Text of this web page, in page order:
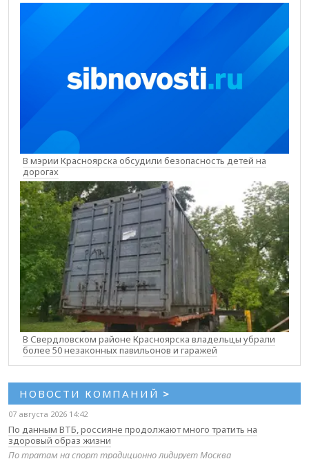
В мэрии Красноярска обсудили безопасность детей на
дорогах
В Свердловском районе Красноярска владельцы убрали
более 50 незаконных павильонов и гаражей
НОВОСТИ КОМПАНИЙ >
07 августа 2026 14:42
По данным ВТБ, россияне продолжают много тратить на
здоровый образ жизни
По тратам на спорт традиционно лидирует Москва